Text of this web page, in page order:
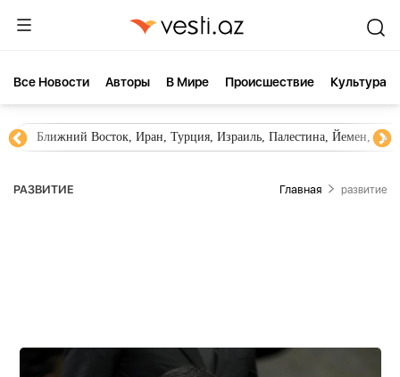
Все Новости Aвторы В Мире Происшествие Культура
Новости Азербайджана Южный Кавказ, Грузия,
РАЗВИТИЕ Главная развитие